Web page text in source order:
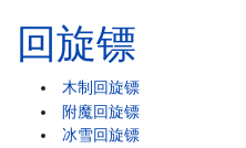
回旋镖
木制回旋镖
附魔回旋镖
冰雪回旋镖